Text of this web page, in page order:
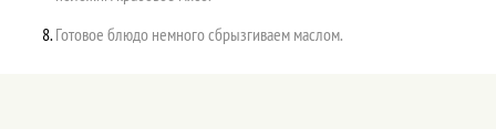
Готовое блюдо немного сбрызгиваем маслом.